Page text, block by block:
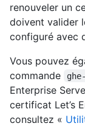
renouveler un
doivent valider
configuré avec
Vous pouvez
commande
Enterprise
certificat Let’s
consultez «